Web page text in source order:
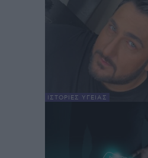
ΙΣΤΟΡΊΕΣ ΥΓΕΊΑΣ